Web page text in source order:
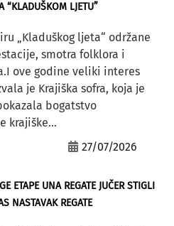
“KLADUŠKOM LJETU”
„Kladuškog ljeta“ održane
smotra folklora i
ove godine veliki interes
je Krajiška sofra, koja je
bogatstvo
krajiške...
27/07/2026
ETAPE UNA REGATE JUČER STIGLI
NASTAVAK REGATE